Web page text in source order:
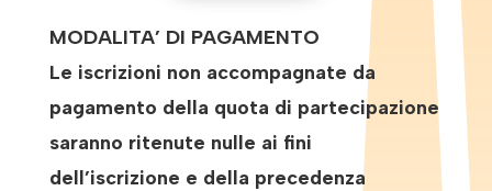
MODALITA’ DI PAGAMENTO
Le iscrizioni non accompagnate da
pagamento della quota di partecipazione
saranno ritenute nulle ai fini
dell’iscrizione e della precedenza